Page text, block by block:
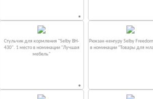
Стульчик для кормления "Selby BH-
430". 1 место в номинации "Лучшая
мебель"
Рюкзак-кенгуру Selby
в номинации “Товары для